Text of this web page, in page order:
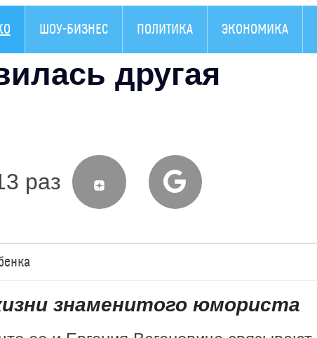
ШОУ-БИЗНЕС ПОЛИТИКА ЭКОНОМИКА
другая
раз
знаменитого юмориста